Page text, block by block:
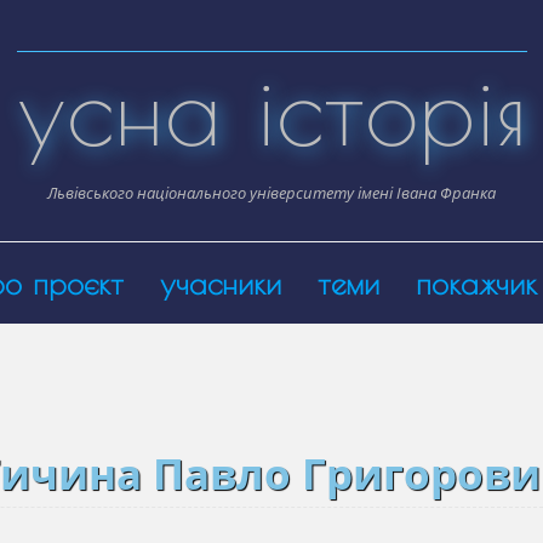
усна історія
Львівського національного університету імені Івана Франка
проєкт учасники теми покажчик
Павло